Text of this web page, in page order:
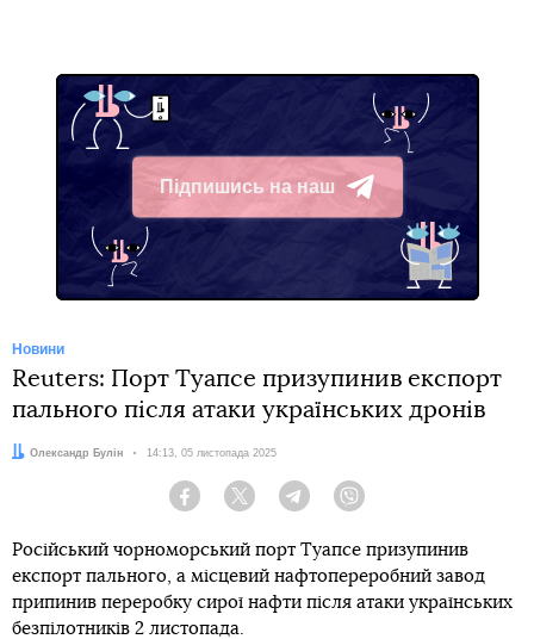
Підпишись на наш
Telegram
Новини
Reuters: Порт Туапсе призупинив експорт
пального після атаки українських дронів
Автор:
Олександр Булін Дата:
14:13, 05 листопада 2025
Facebook Twitter Telegram
Російський чорноморський порт Туапсе призупинив
експорт пального, а місцевий нафтопереробний завод
припинив переробку сирої нафти після атаки українських
безпілотників 2 листопада.